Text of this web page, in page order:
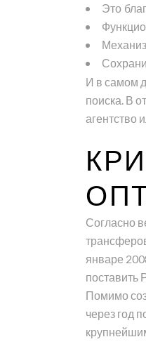
Это
И в самом
поиска. В
агентство
Согласно
январе
поставить
Помимо
через год